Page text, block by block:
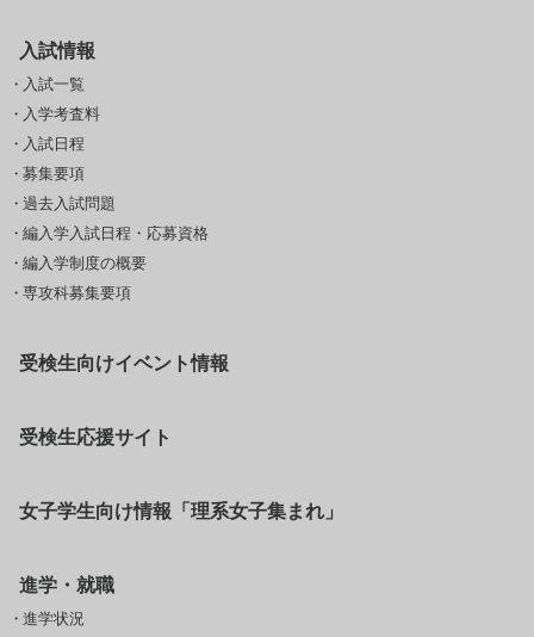
入試情報
入試一覧
入学考査料
入試日程
募集要項
過去入試問題
編入学入試日程・応募資格
編入学制度の概要
専攻科募集要項
受検生向けイベント情報
受検生応援サイト
女子学生向け情報「理系女子集まれ」
進学・就職
進学状況